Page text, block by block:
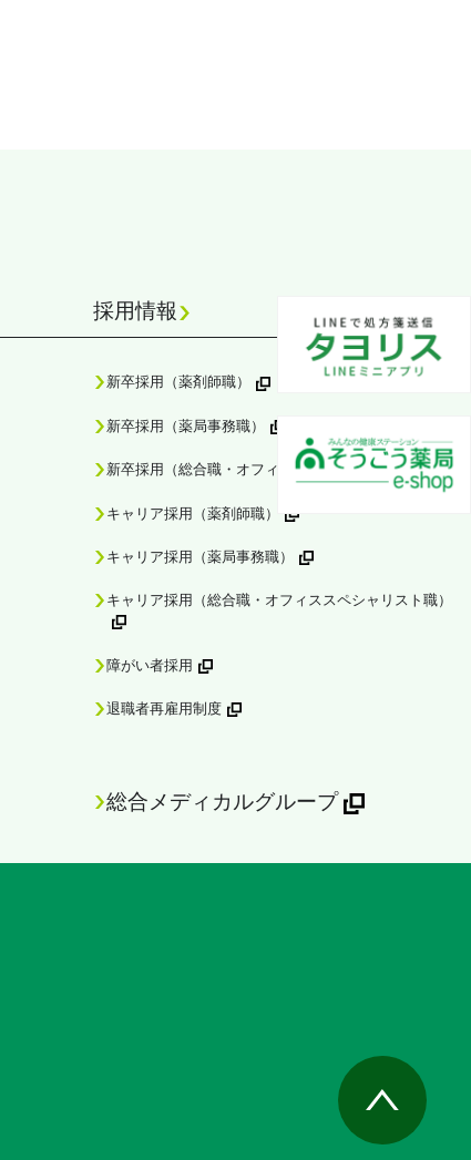
採用情報
新卒採用（薬剤師職）
新卒採用（薬局事務職）
新卒採用（総合職・オフィススペシャリスト職）
キャリア採用（薬剤師職）
キャリア採用（薬局事務職）
キャリア採用（総合職・オフィススペシャリスト職）
障がい者採用
退職者再雇用制度
総合メディカルグループ
Page Top